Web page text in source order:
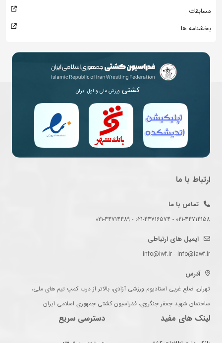
مسابقات
بخشنامه ها
کشتی ورزش ملی و اول ایران
ارتباط با ما
تماس با ما
021-44714158 - 021-44716574 - 021-44714489
ایمیل های ارتباطی
info@iwf.ir - info@iawf.ir
آدرس
تهران، ضلع غربی استادیوم ورزشی آزادی، بالاتر از درب کمپ تیم های ملی،
ساختمان شهید جعفر جنگروی، فدراسیون کشتی جمهوری اسلامی ایران
لینک های مفید دسترسی سریع